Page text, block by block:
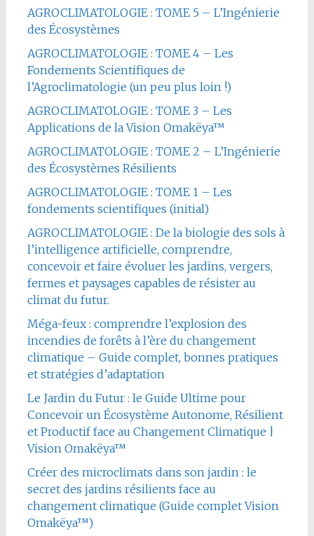
AGROCLIMATOLOGIE : TOME 5 – L’Ingénierie
des Écosystèmes
AGROCLIMATOLOGIE : TOME 4 – Les
Fondements Scientifiques de
l’Agroclimatologie (un peu plus loin !)
AGROCLIMATOLOGIE : TOME 3 – Les
Applications de la Vision Omakëya™
AGROCLIMATOLOGIE : TOME 2 – L’Ingénierie
des Écosystèmes Résilients
AGROCLIMATOLOGIE : TOME 1 – Les
fondements scientifiques (initial)
AGROCLIMATOLOGIE : De la biologie des sols à
l’intelligence artificielle, comprendre,
concevoir et faire évoluer les jardins, vergers,
fermes et paysages capables de résister au
climat du futur.
Méga-feux : comprendre l’explosion des
incendies de forêts à l’ère du changement
climatique – Guide complet, bonnes pratiques
et stratégies d’adaptation
Le Jardin du Futur : le Guide Ultime pour
Concevoir un Écosystème Autonome, Résilient
et Productif face au Changement Climatique |
Vision Omakëya™
Créer des microclimats dans son jardin : le
secret des jardins résilients face au
changement climatique (Guide complet Vision
Omakëya™)